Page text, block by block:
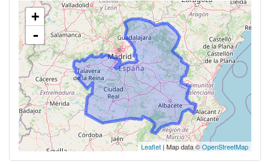
+
-
Leaflet| Map data ©OpenStreetMap